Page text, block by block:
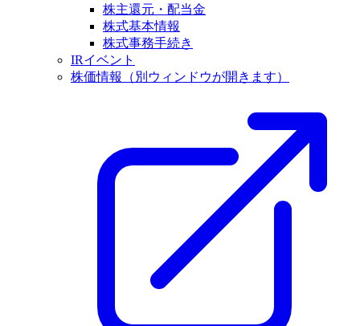
株主還元・配当金
株式基本情報
株式事務手続き
IRイベント
株価情報
（別ウィンドウが開きます）